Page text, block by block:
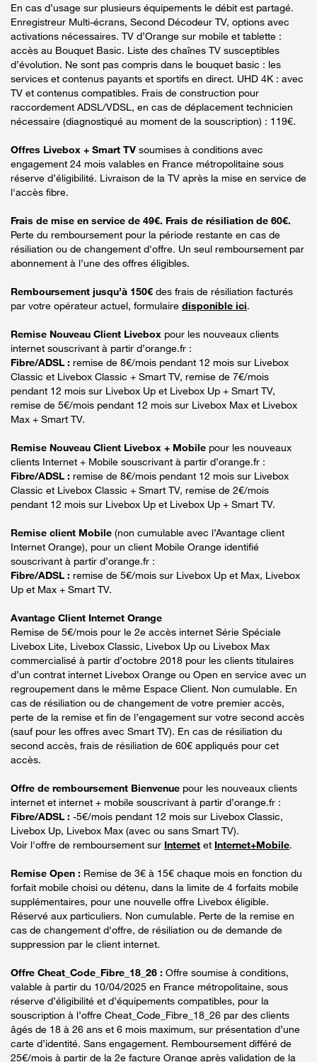
En cas d’usage sur plusieurs équipements le débit est partagé.
Enregistreur Multi-écrans, Second Décodeur TV, options avec
activations nécessaires. TV d’Orange sur mobile et tablette :
accès au Bouquet Basic. Liste des chaînes TV susceptibles
d’évolution. Ne sont pas compris dans le bouquet basic : les
services et contenus payants et sportifs en direct. UHD 4K : avec
TV et contenus compatibles. Frais de construction pour
raccordement ADSL/VDSL, en cas de déplacement technicien
nécessaire (diagnostiqué au moment de la souscription) : 119€.
Offres Livebox + Smart TV soumises à conditions avec
engagement 24 mois valables en France métropolitaine sous
réserve d’éligibilité. Livraison de la TV après la mise en service de
l'accès fibre.
Frais de mise en service de 49€. Frais de résiliation de 60€.
Perte du remboursement pour la période restante en cas de
résiliation ou de changement d'offre. Un seul remboursement par
abonnement à l’une des offres éligibles.
Remboursement jusqu’à 150€ des frais de résiliation facturés
par votre opérateur actuel, formulaire disponible ici.
Remise Nouveau Client Livebox pour les nouveaux clients
internet souscrivant à partir d’orange.fr :
Fibre/ADSL : remise de 8€/mois pendant 12 mois sur Livebox
Classic et Livebox Classic + Smart TV, remise de 7€/mois
pendant 12 mois sur Livebox Up et Livebox Up + Smart TV,
remise de 5€/mois pendant 12 mois sur Livebox Max et Livebox
Max + Smart TV.
Remise Nouveau Client Livebox + Mobile pour les nouveaux
clients Internet + Mobile souscrivant à partir d’orange.fr :
Fibre/ADSL : remise de 8€/mois pendant 12 mois sur Livebox
Classic et Livebox Classic + Smart TV, remise de 2€/mois
pendant 12 mois sur Livebox Up et Livebox Up + Smart TV.
Remise client Mobile (non cumulable avec l’Avantage client
Internet Orange), pour un client Mobile Orange identifié
souscrivant à partir d’orange.fr :
Fibre/ADSL : remise de 5€/mois sur Livebox Up et Max, Livebox
Up et Max + Smart TV.
Avantage Client Internet Orange
Remise de 5€/mois pour le 2e accès internet Série Spéciale
Livebox Lite, Livebox Classic, Livebox Up ou Livebox Max
commercialisé à partir d’octobre 2018 pour les clients titulaires
d’un contrat internet Livebox Orange ou Open en service avec un
regroupement dans le même Espace Client. Non cumulable. En
cas de résiliation ou de changement de votre premier accès,
perte de la remise et fin de l’engagement sur votre second accès
(sauf pour les offres avec Smart TV). En cas de résiliation du
second accès, frais de résiliation de 60€ appliqués pour cet
accès.
Offre de remboursement Bienvenue pour les nouveaux clients
internet et internet + mobile souscrivant à partir d’orange.fr :
Fibre/ADSL : -5€/mois pendant 12 mois sur Livebox Classic,
Livebox Up, Livebox Max (avec ou sans Smart TV).
Voir l'offre de remboursement sur Internet et Internet+Mobile.
Remise Open : Remise de 3€ à 15€ chaque mois en fonction du
forfait mobile choisi ou détenu, dans la limite de 4 forfaits mobile
supplémentaires, pour une nouvelle offre Livebox éligible.
Réservé aux particuliers. Non cumulable. Perte de la remise en
cas de changement d'offre, de résiliation ou de demande de
suppression par le client internet.
Offre Cheat_Code_Fibre_18_26 : Offre soumise à conditions,
valable à partir du 10/04/2025 en France métropolitaine, sous
réserve d’éligibilité et d’équipements compatibles, pour la
souscription à l’offre Cheat_Code_Fibre_18_26 par des clients
âgés de 18 à 26 ans et 6 mois maximum, sur présentation d’une
carte d’identité. Sans engagement. Remboursement différé de
25€/mois à partir de la 2e facture Orange après validation de la